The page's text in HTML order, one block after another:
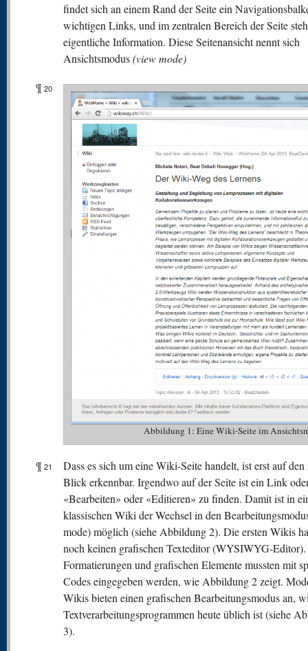
findet sich an einem Rand der Seite ein
wichtigen Links, und im zentralen Bereich der Seite
eigentliche Information. Diese Seitenansicht nennt sich
Ansichtsmodus(view mode)
¶ 20
Abbildung 1: Eine Wiki-Seite im
¶ 21
Dass es sich um eine Wiki-Seite handelt, ist erst auf
Blick erkennbar. Irgendwo auf der Seite ist ein Link
«Bearbeiten» oder «Editieren» zu finden. Damit ist in
klassischen Wiki der Wechsel in den
mode) möglich (siehe Abbildung 2). Die ersten Wikis
noch keinen grafischen Texteditor (WYSIWYG-
Formatierungen und grafischen Elemente mussten mit
Codes eingegeben werden, wie Abbildung 2 zeigt.
Wikis bieten einen grafischen Bearbeitungsmodus an,
Textverarbeitungsprogrammen heute üblich ist (siehe
3).